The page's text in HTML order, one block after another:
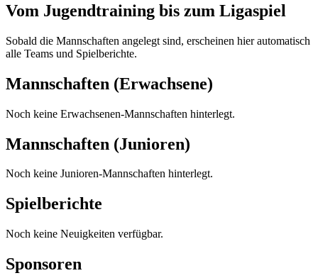
Vom Jugendtraining bis zum Ligaspiel
Sobald die Mannschaften angelegt sind, erscheinen hier automatisch
alle Teams und Spielberichte.
Mannschaften (Erwachsene)
Noch keine Erwachsenen-Mannschaften hinterlegt.
Mannschaften (Junioren)
Noch keine Junioren-Mannschaften hinterlegt.
Spielberichte
Noch keine Neuigkeiten verfügbar.
Sponsoren